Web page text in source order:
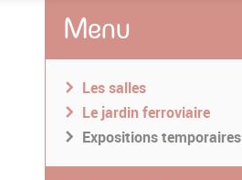
Menu
Les salles
Le jardin ferroviaire
Expositions temporaires